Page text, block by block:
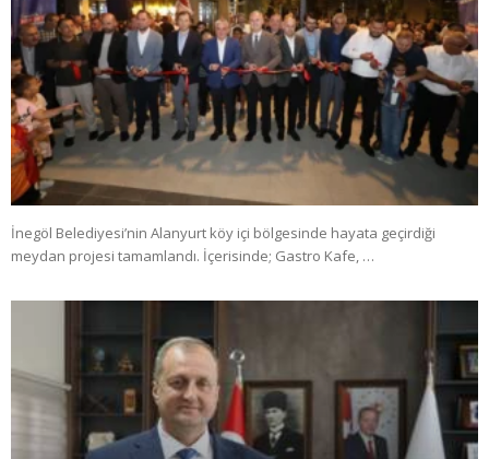
İnegöl Belediyesi’nin Alanyurt köy içi bölgesinde hayata geçirdiği
meydan projesi tamamlandı. İçerisinde; Gastro Kafe, …